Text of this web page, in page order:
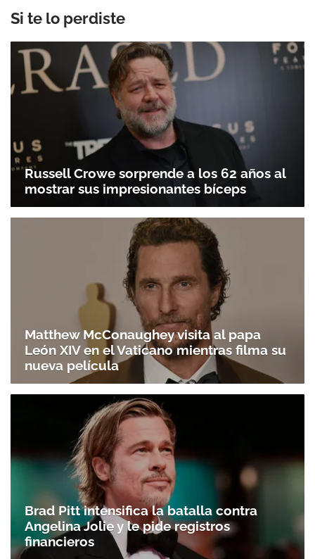
Si te lo perdiste
Russell Crowe sorprende a los 62 años al
mostrar sus impresionantes bíceps
Matthew McConaughey visita al papa
León XIV en el Vaticano mientras filma su
nueva película
Brad Pitt intensifica la batalla contra
Angelina Jolie y le pide registros
financieros